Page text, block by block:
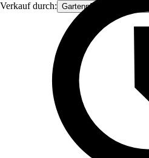
Verkauf durch: Gartenpflanzen